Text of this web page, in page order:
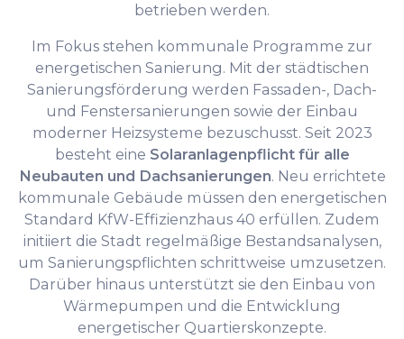
betrieben werden.
Im Fokus stehen kommunale Programme zur
energetischen Sanierung. Mit der städtischen
Sanierungsförderung werden Fassaden-, Dach-
und Fenstersanierungen sowie der Einbau
moderner Heizsysteme bezuschusst. Seit 2023
besteht eine Solaranlagenpflicht für alle
Neubauten und Dachsanierungen. Neu errichtete
kommunale Gebäude müssen den energetischen
Standard KfW-Effizienzhaus 40 erfüllen. Zudem
initiiert die Stadt regelmäßige Bestandsanalysen,
um Sanierungspflichten schrittweise umzusetzen.
Darüber hinaus unterstützt sie den Einbau von
Wärmepumpen und die Entwicklung
energetischer Quartierskonzepte.